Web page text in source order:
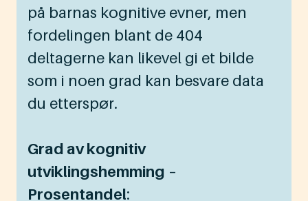
på barnas kognitive evner, men
fordelingen blant de 404
deltagerne kan likevel gi et bilde
som i noen grad kan besvare data
du etterspør.
Grad av kognitiv
utviklingshemming –
Prosentandel: